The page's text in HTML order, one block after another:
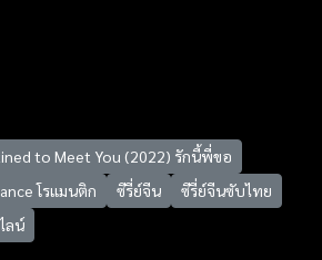
to Meet You (2022) รักนี้พี่ขอ
โรแมนติก ซีรี่ย์จีน
ซีรี่ย์จีนซับไทย
ลน์